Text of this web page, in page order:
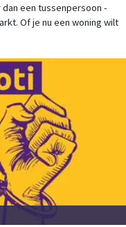
een tussenpersoon -
Of je nu een woning wilt